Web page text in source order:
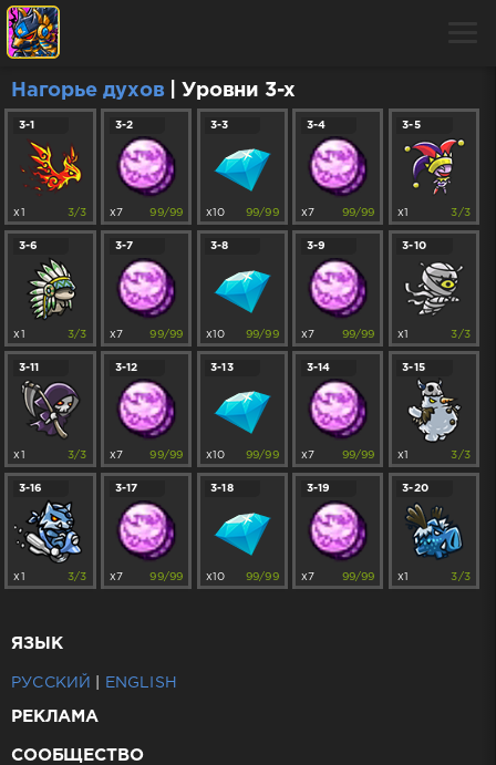
Нагорье духов| Уровни 3-x
3-1
x1 3/3
3-2
x7 99/99
3-3
x10 99/99
3-4
x7 99/99
3-5
x1 3/3
3-6
x1 3/3
3-7
x7 99/99
3-8
x10 99/99
3-9
x7 99/99
3-10
x1 3/3
3-11
x1 3/3
3-12
x7 99/99
3-13
x10 99/99
3-14
x7 99/99
3-15
x1 3/3
3-16
x1 3/3
3-17
x7 99/99
3-18
x10 99/99
3-19
x7 99/99
3-20
x1 3/3
ЯЗЫК
РУССКИЙ ENGLISH
РЕКЛАМА
СООБЩЕСТВО